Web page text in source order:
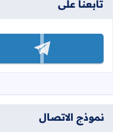
تابعنا على
تابعنا على telegram
نموذج الاتصال